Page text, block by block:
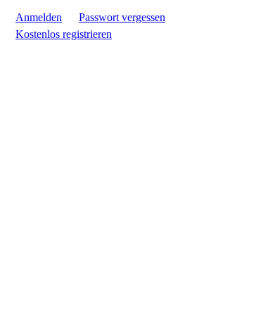
Anmelden
Passwort vergessen
Kostenlos registrieren